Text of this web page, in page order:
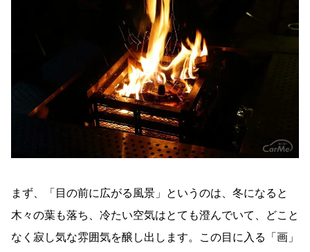
まず、「目の前に広がる風景」というのは、冬になると
木々の葉も落ち、冷たい空気はとても澄んでいて、どこと
なく寂し気な雰囲気を醸し出します。この目に入る「画」